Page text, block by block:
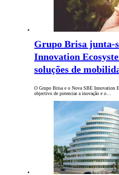
Grupo Brisa junta-
Innovation
soluções de
O Grupo Brisa e o Nova SBE Innovation
objectivo de potenciar a inovação e o…